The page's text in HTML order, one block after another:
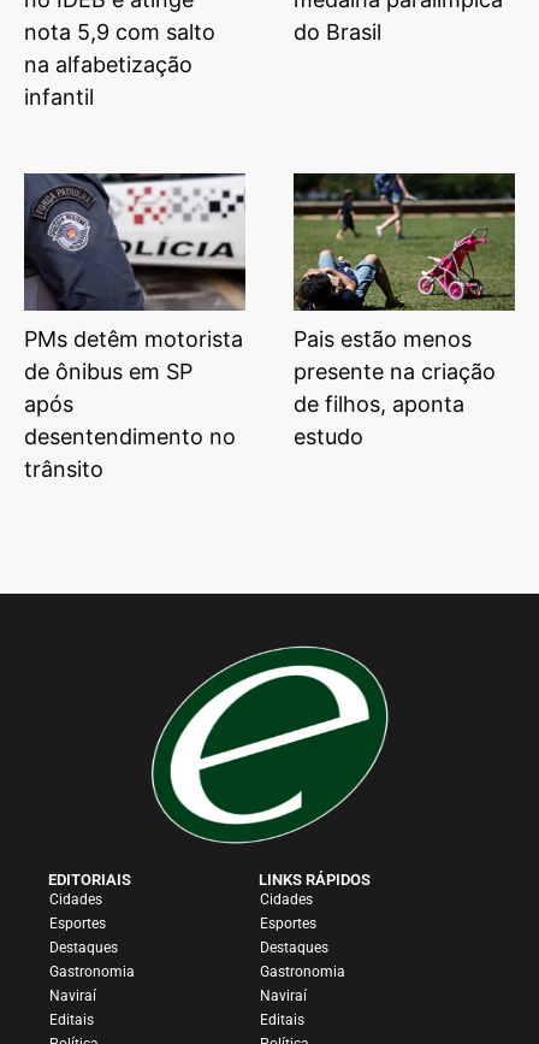
nota 5,9 com salto
na alfabetização
infantil
do Brasil
PMs detêm motorista
de ônibus em SP
após
desentendimento no
trânsito
Pais estão menos
presente na criação
de filhos, aponta
estudo
EDITORIAIS
Cidades
Esportes
Destaques
Gastronomia
Naviraí
Editais
LINKS RÁPIDOS
Cidades
Esportes
Destaques
Gastronomia
Naviraí
Editais